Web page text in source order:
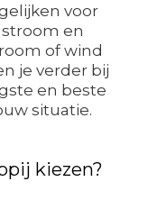
voor
en
of wind
je verder bij
en beste
situatie.
kiezen?